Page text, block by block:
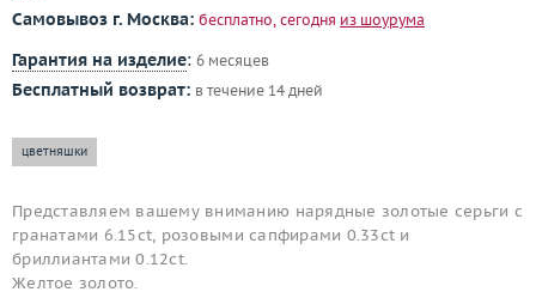
Самовывоз г. Москва: бесплатно, сегодня из шоурума
Гарантия на изделие: 6 месяцев
Бесплатный возврат: в течение 14 дней
цветняшки
Представляем вашему вниманию нарядные золотые серьги с
гранатами 6.15ct, розовыми сапфирами 0.33ct и
бриллиантами 0.12ct.
Желтое золото.